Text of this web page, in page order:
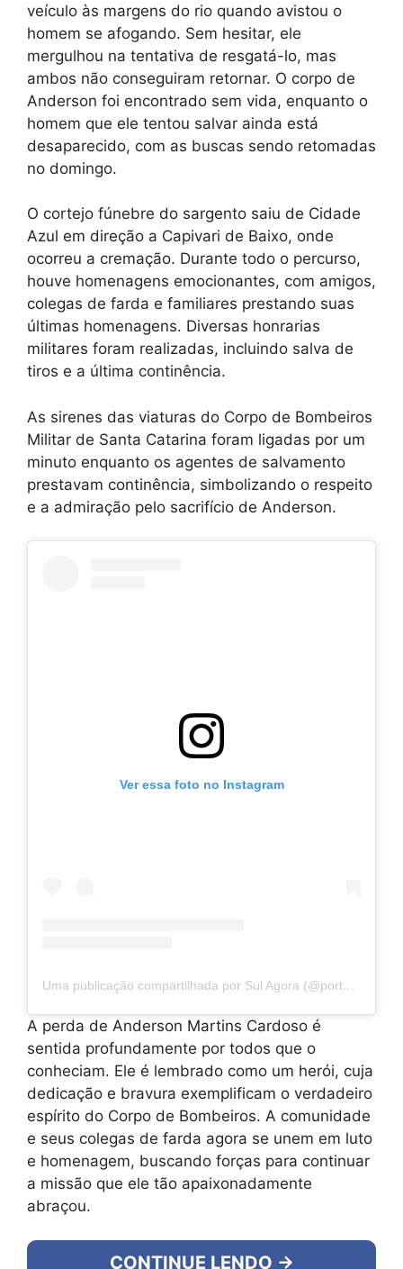
veículo às margens do rio quando avistou o
homem se afogando. Sem hesitar, ele
mergulhou na tentativa de resgatá-lo, mas
ambos não conseguiram retornar. O corpo de
Anderson foi encontrado sem vida, enquanto o
homem que ele tentou salvar ainda está
desaparecido, com as buscas sendo retomadas
no domingo.
O cortejo fúnebre do sargento saiu de Cidade
Azul em direção a Capivari de Baixo, onde
ocorreu a cremação. Durante todo o percurso,
houve homenagens emocionantes, com amigos,
colegas de farda e familiares prestando suas
últimas homenagens. Diversas honrarias
militares foram realizadas, incluindo salva de
tiros e a última continência.
As sirenes das viaturas do Corpo de Bombeiros
Militar de Santa Catarina foram ligadas por um
minuto enquanto os agentes de salvamento
prestavam continência, simbolizando o respeito
e a admiração pelo sacrifício de Anderson.
Ver essa foto no Instagram
Uma publicação compartilhada por Sul Agora (@portalsulagora)
A perda de Anderson Martins Cardoso é
sentida profundamente por todos que o
conheciam. Ele é lembrado como um herói, cuja
dedicação e bravura exemplificam o verdadeiro
espírito do Corpo de Bombeiros. A comunidade
e seus colegas de farda agora se unem em luto
e homenagem, buscando forças para continuar
a missão que ele tão apaixonadamente
abraçou.
CONTINUE LENDO →